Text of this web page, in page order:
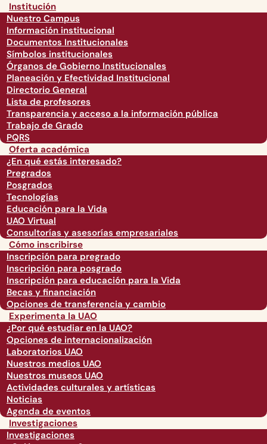
Institución
Nuestro Campus
Información institucional
Documentos Institucionales
Símbolos institucionales
Órganos de Gobierno Institucionales
Planeación y Efectividad Institucional
Directorio General
Lista de profesores
Transparencia y acceso a la información pública
Trabajo de Grado
PQRS
Oferta académica
¿En qué estás interesado?
Pregrados
Posgrados
Tecnologías
Educación para la Vida
UAO Virtual
Consultorías y asesorías empresariales
Cómo inscribirse
Inscripción para pregrado
Inscripción para posgrado
Inscripción para educación para la Vida
Becas y financiación
Opciones de transferencia y cambio
Experimenta la UAO
¿Por qué estudiar en la UAO?
Opciones de internacionalización
Laboratorios UAO
Nuestros medios UAO
Nuestros museos UAO
Actividades culturales y artísticas
Noticias
Agenda de eventos
Investigaciones
Investigaciones